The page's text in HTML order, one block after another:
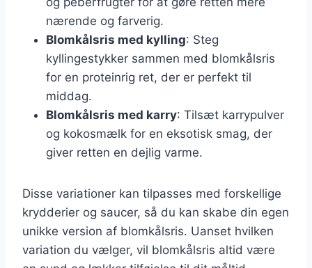
nærende og farverig.
Blomkålsris med kylling: Steg
kyllingestykker sammen med blomkålsris
for en proteinrig ret, der er perfekt til
middag.
Blomkålsris med karry: Tilsæt karrypulver
og kokosmælk for en eksotisk smag, der
giver retten en dejlig varme.
Disse variationer kan tilpasses med forskellige
krydderier og saucer, så du kan skabe din egen
unikke version af blomkålsris. Uanset hvilken
variation du vælger, vil blomkålsris altid være